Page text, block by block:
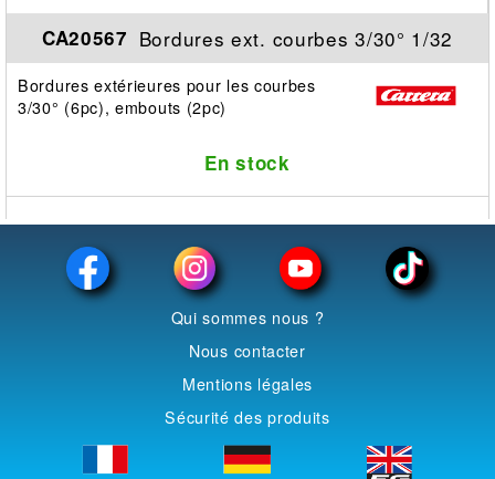
CA20567 Bordures ext. courbes 3/30° 1/32
Bordures extérieures pour les courbes
3/30° (6pc), embouts (2pc)
En stock
Qui sommes nous ?
Nous contacter
Mentions légales
Sécurité des produits